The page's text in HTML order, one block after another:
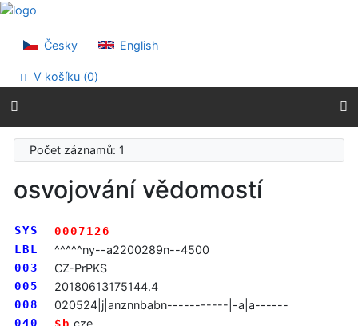
Přejít na obsah
Prohlášení o webové přístupnosti
Česky English
V košíku (0)
Počet záznamů: 1
osvojování vědomostí
SYS
0007126
LBL
^^^^^ny--a2200289n--4500
003 CZ-PrPKS
005 20180613175144.4
008 020524|j|anznnbabn-----------|-a|a------
040 cze